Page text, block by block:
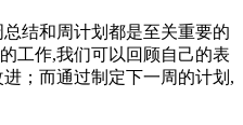
结和周计划都是至关重要的
工作,我们可以回顾自己的表
；而通过制定下一周的计划,